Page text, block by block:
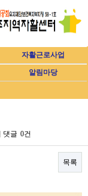
자활근로사업
알림마당
댓글 0건
목록